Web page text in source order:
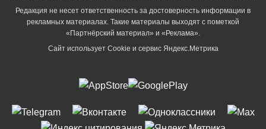
Редакция не несет ответственность за достоверность информации в
рекламных материалах. Такие материалы выходят с пометкой
«Партнёрский материал» и «Реклама».
Сайт использует Cookie и сервиc Яндекс.Метрика